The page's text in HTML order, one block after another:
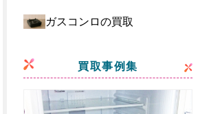
ガスコンロの買取
買取事例集